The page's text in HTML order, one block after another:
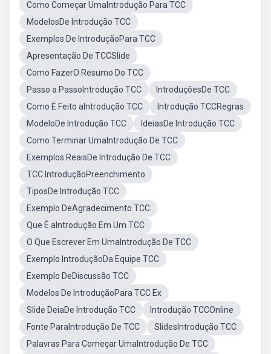
Como Começar UmaIntrodução Para TCC
ModelosDe Introdução TCC
Exemplos De IntroduçãoPara TCC
Apresentação De TCCSlide
Como FazerO Resumo Do TCC
Passo a PassoIntrodução TCC
IntroduçõesDe TCC
Como É Feito aIntrodução TCC
Introdução TCCRegras
ModeloDe Introdução TCC
IdeiasDe Introdução TCC
Como Terminar UmaIntrodução De TCC
Exemplos ReaisDe Introdução De TCC
TCC IntroduçãoPreenchimento
TiposDe Introdução TCC
Exemplo DeAgradecimento TCC
Que É aIntrodução Em Um TCC
O Que Escrever Em UmaIntrodução De TCC
Exemplo IntroduçãoDa Equipe TCC
Exemplo DeDiscussão TCC
Modelos De IntroduçãoPara TCC Ex
Slide DeiaDe Introdução TCC
Introdução TCCOnline
Fonte ParaIntrodução De TCC
SlidesIntrodução TCC
Palavras Para Começar UmaIntrodução De TCC